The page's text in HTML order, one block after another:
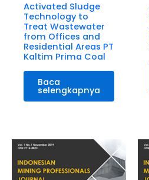
Activated Sludge
Technology to
Treat Wastewater
from Offices and
Residential Areas PT
Kaltim Prima Coal
Baca
selengkapnya